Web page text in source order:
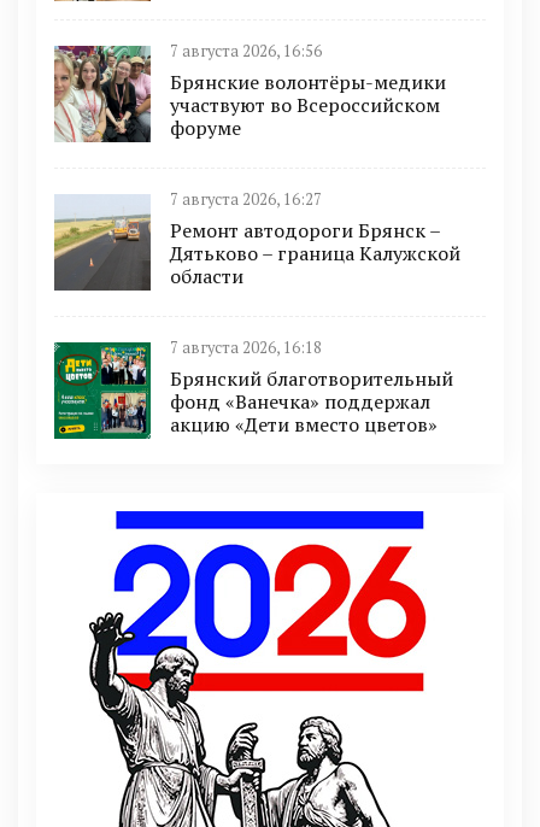
7 августа 2026, 16:56
Брянские волонтёры-медики
участвуют во Всероссийском
форуме
7 августа 2026, 16:27
Ремонт автодороги Брянск –
Дятьково – граница Калужской
области
7 августа 2026, 16:18
Брянский благотворительный
фонд «Ванечка» поддержал
акцию «Дети вместо цветов»